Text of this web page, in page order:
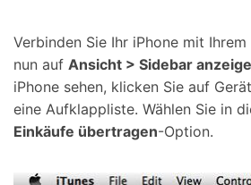
Verbinden Sie Ihr iPhone mit
nun auf Ansicht > Sidebar
iPhone sehen, klicken Sie auf
eine Aufklappliste. Wählen Sie in
Einkäufe übertragen-Option.